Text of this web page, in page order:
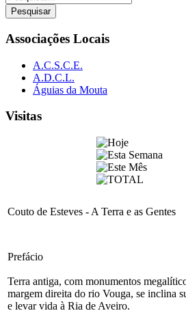
Associações Locais
A.C.S.C.E.
A.D.C.L.
Águias da Mouta
Visitas
Couto de Esteves - A Terra e as Gentes
Prefácio
Terra antiga, com monumentos
margem direita do rio Vouga, se inclina
e levar vida à Ria de Aveiro.